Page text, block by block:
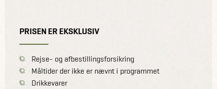
PRISEN ER EKSKLUSIV
Rejse- og afbestillingsforsikring
Måltider der ikke er nævnt i programmet
Drikkevarer